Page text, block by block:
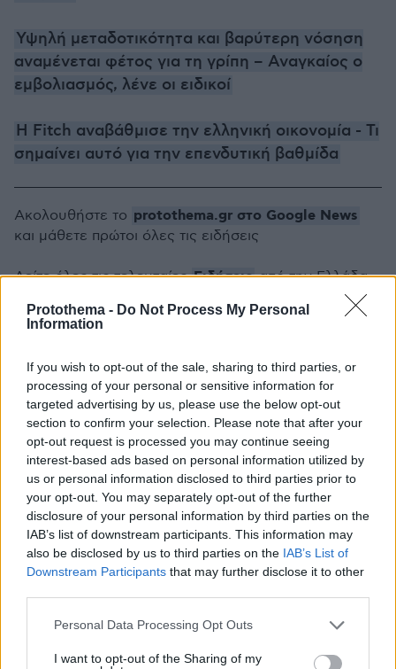
Protothema - Do Not Process My Personal
Information
If you wish to opt-out of the sale, sharing to third parties, or
processing of your personal or sensitive information for
targeted advertising by us, please use the below opt-out
section to confirm your selection. Please note that after your
opt-out request is processed you may continue seeing
interest-based ads based on personal information utilized by
us or personal information disclosed to third parties prior to
your opt-out. You may separately opt-out of the further
disclosure of your personal information by third parties on the
IAB’s list of downstream participants. This information may
also be disclosed by us to third parties on the IAB’s List of
Downstream Participants that may further disclose it to other
Please note that this website/app uses one or more Google
not limited to your visit or usage behaviour. You may click to
Personal Data Processing Opt Outs
I want to opt-out of the Sharing of my
Υψηλή μεταδοτικότητα και βαρύτερη νόσηση
αναμένεται φέτος για τη γρίπη – Αναγκαίος ο
εμβολιασμός, λένε οι ειδικοί
Η Fitch αναβάθμισε την ελληνική οικονομία - Τι
σημαίνει αυτό για την επενδυτική βαθμίδα
Σχετικά Άρθρα
Ακολουθήστε το protothema.gr στο Google News
και μάθετε πρώτοι όλες τις ειδήσεις
Δείτε όλες τις τελευταίεςΕιδήσειςαπό την Ελλάδα
Protothema.gr